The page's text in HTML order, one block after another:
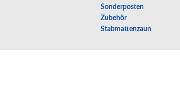
Sonderposten
Zubehör
Stabmattenzaun